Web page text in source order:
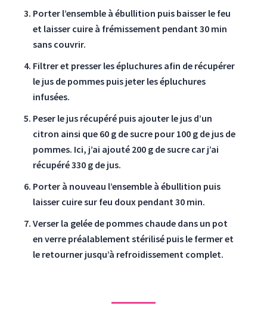
Porter l’ensemble à ébullition puis baisser le feu
et laisser cuire à frémissement pendant 30 min
sans couvrir.
Filtrer et presser les épluchures afin de récupérer
le jus de pommes puis jeter les épluchures
infusées.
Peser le jus récupéré puis ajouter le jus d’un
citron ainsi que 60 g de sucre pour 100 g de jus de
pommes. Ici, j’ai ajouté 200 g de sucre car j’ai
récupéré 330 g de jus.
Porter à nouveau l’ensemble à ébullition puis
laisser cuire sur feu doux pendant 30 min.
Verser la gelée de pommes chaude dans un pot
en verre préalablement stérilisé puis le fermer et
le retourner jusqu’à refroidissement complet.